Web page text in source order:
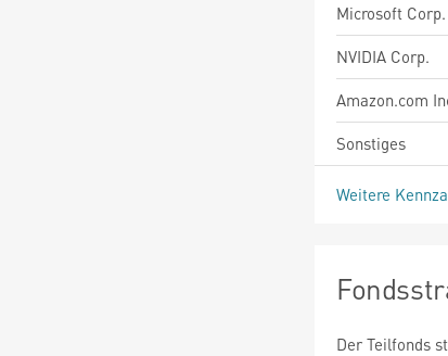
Microsoft Corp.
NVIDIA Corp.
Amazon.com
Sonstiges
Weitere
Der Teilfonds